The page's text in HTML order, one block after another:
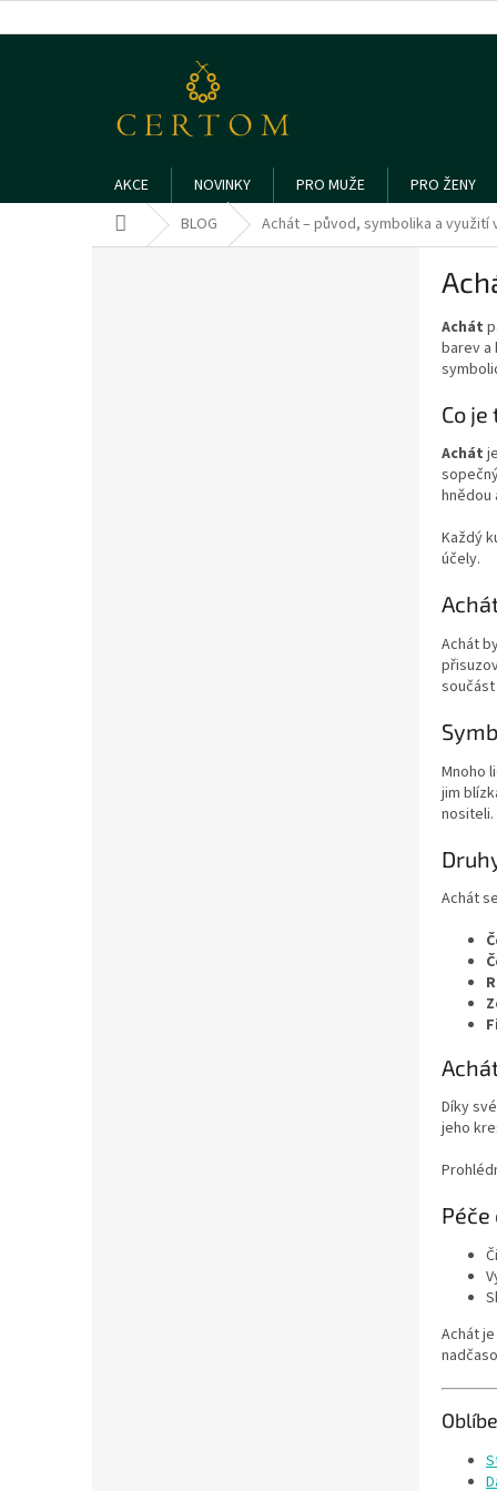
na
AKCE NOVINKY PRO MUŽE PRO ŽENY
Domů BLOG Achát – původ, symbolika a využití
Achát
barev a
Co
Achát
hnědou
Každý
účely.
Achát
Mnoho
jim
nositeli.
Achát
Díky
jeho
Achát